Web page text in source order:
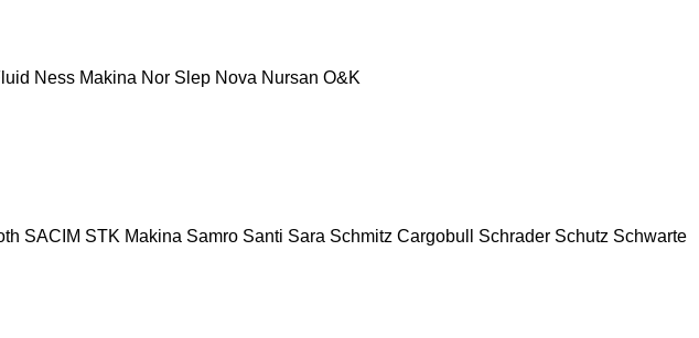
Ness Makina Nor Slep Nova Nursan O&K
SACIM STK Makina Samro Santi Sara Schmitz Cargobull Schrader Schutz Schwarte